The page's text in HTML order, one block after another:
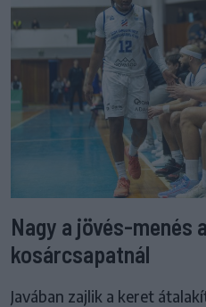
Nagy a jövés-menés
kosárcsapatnál
Javában zajlik a keret